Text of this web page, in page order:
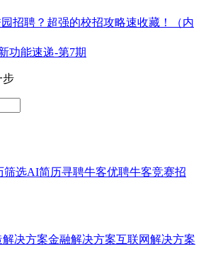
招聘？超强的校招攻略速收藏！（内
功能速递-第7期
步
筛选AI简历寻聘牛客优聘牛客竞赛招
解决方案金融解决方案互联网解决方案